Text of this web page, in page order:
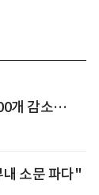
개 감소…
소문 파다"